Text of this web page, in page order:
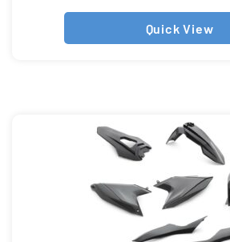
Quick View